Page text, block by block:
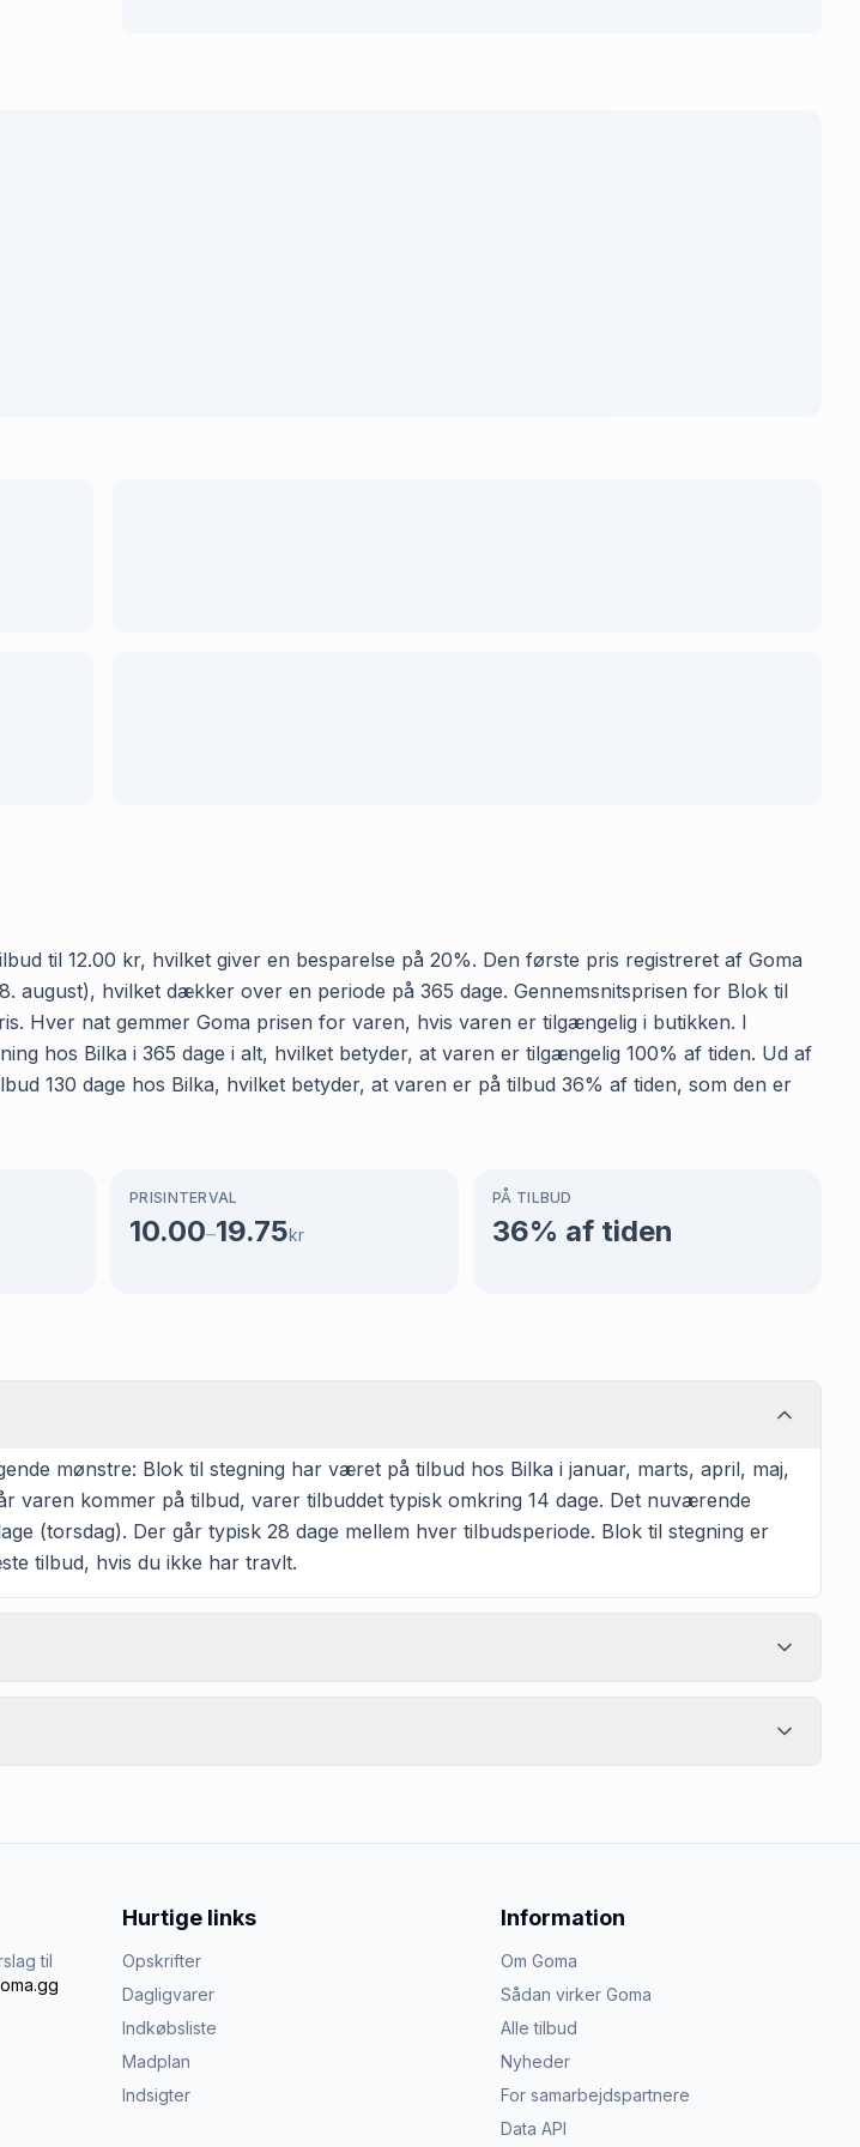
til 12.00 kr, hvilket giver en besparelse på 20%. Den første pris registreret af Goma
august), hvilket dækker over en periode på 365 dage. Gennemsnitsprisen for Blok til
Hver nat gemmer Goma prisen for varen, hvis varen er tilgængelig i butikken. I
hos Bilka i 365 dage i alt, hvilket betyder, at varen er tilgængelig 100% af tiden. Ud af
130 dage hos Bilka, hvilket betyder, at varen er på tilbud 36% af tiden, som den er
PRISINTERVAL
10.00–19.75kr
PÅ TILBUD
36% af tiden
mønstre: Blok til stegning har været på tilbud hos Bilka i januar, marts, april, maj,
varen kommer på tilbud, varer tilbuddet typisk omkring 14 dage. Det nuværende
(torsdag). Der går typisk 28 dage mellem hver tilbudsperiode. Blok til stegning er
tilbud, hvis du ikke har travlt.
til
Hurtige links
Opskrifter
Dagligvarer
Indkøbsliste
Madplan
Indsigter
Information
Om Goma
Sådan virker Goma
Alle tilbud
Nyheder
For samarbejdspartnere
Data API